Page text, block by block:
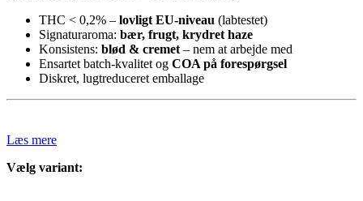
THC < 0,2% – lovligt EU-niveau (labtestet)
Signaturaroma: bær, frugt, krydret haze
Konsistens: blød & cremet – nem at arbejde med
Ensartet batch-kvalitet og COA på forespørgsel
Diskret, lugtreduceret emballage
Læs mere
Vælg variant: